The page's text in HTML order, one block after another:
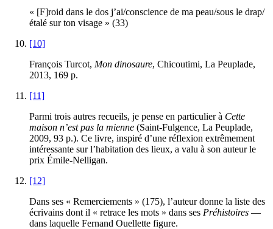
« [F]roid dans le dos j’ai/conscience de ma peau/sous le drap/
étalé sur ton visage » (33)
[10]
François Turcot, Mon dinosaure, Chicoutimi, La Peuplade,
2013, 169 p.
[11]
Parmi trois autres recueils, je pense en particulier à Cette
maison n’est pas la mienne (Saint-Fulgence, La Peuplade,
2009, 93 p.). Ce livre, inspiré d’une réflexion extrêmement
intéressante sur l’habitation des lieux, a valu à son auteur le
prix Émile-Nelligan.
[12]
Dans ses « Remerciements » (175), l’auteur donne la liste des
écrivains dont il « retrace les mots » dans ses Préhistoires —
dans laquelle Fernand Ouellette figure.